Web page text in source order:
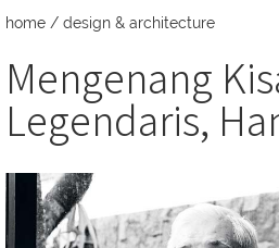
home / design & architecture
Mengenang
Legendaris,